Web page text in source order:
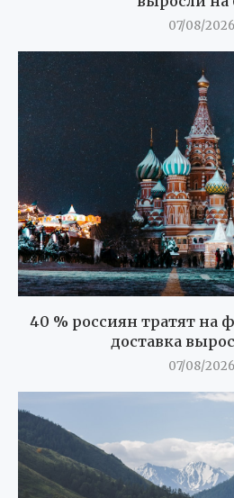
07/08/2026
40 % россиян тратят на
доставка
07/08/2026